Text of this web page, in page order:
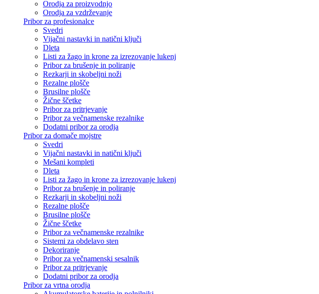
Orodja za proizvodnjo
Orodja za vzdrževanje
Pribor za profesionalce
Svedri
Vijačni nastavki in natični ključi
Dleta
Listi za žago in krone za izrezovanje lukenj
Pribor za brušenje in poliranje
Rezkarji in skobeljni noži
Rezalne plošče
Brusilne plošče
Žične ščetke
Pribor za pritrjevanje
Pribor za večnamenske rezalnike
Dodatni pribor za orodja
Pribor za domače mojstre
Svedri
Vijačni nastavki in natični ključi
Mešani kompleti
Dleta
Listi za žago in krone za izrezovanje lukenj
Pribor za brušenje in poliranje
Rezkarji in skobeljni noži
Rezalne plošče
Brusilne plošče
Žične ščetke
Pribor za večnamenske rezalnike
Sistemi za obdelavo sten
Dekoriranje
Pribor za večnamenski sesalnik
Pribor za pritrjevanje
Dodatni pribor za orodja
Pribor za vrtna orodja